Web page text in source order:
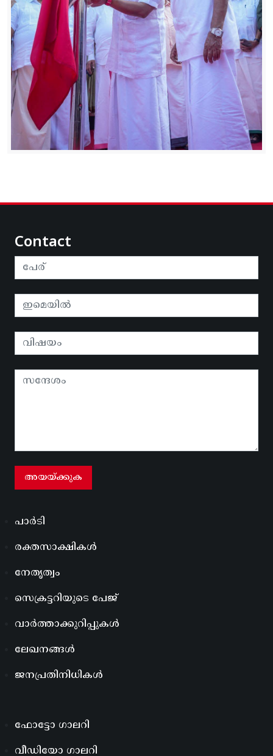
Contact
പാർടി
രക്തസാക്ഷികൾ
നേതൃത്വം
സെക്രട്ടറിയുടെ പേജ്
വാർത്താക്കുറിപ്പുകൾ
ലേഖനങ്ങൾ
ജനപ്രതിനിധികൾ
ഫോട്ടോ ഗാലറി
വീഡിയോ ഗാലറി